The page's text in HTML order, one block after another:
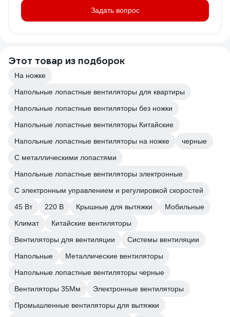
Задать вопрос
Этот товар из подборок
На ножке
Напольные лопастные вентиляторы для квартиры
Напольные лопастные вентиляторы без ножки
Напольные лопастные вентиляторы Китайские
Напольные лопастные вентиляторы на ножке
черные
С металлическими лопастями
Напольные лопастные вентиляторы электронные
С электронным управлением и регулировкой скоростей
45 Вт
220 В Крышные для вытяжки
Мобильные
Климат
Китайские вентиляторы
Вентиляторы для вентиляции
Системы вентиляции
Напольные
Металлические вентиляторы
Напольные лопастные вентиляторы черные
Вентиляторы 35Мм
Электронные вентиляторы
Промышленные вентиляторы для вытяжки